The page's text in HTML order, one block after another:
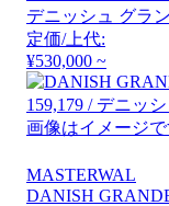
デニッシュ グラ
定価/上代:
¥530,000 ~
画像はイメージで
MASTERWAL
DANISH